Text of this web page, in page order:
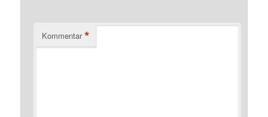
Kommentar *